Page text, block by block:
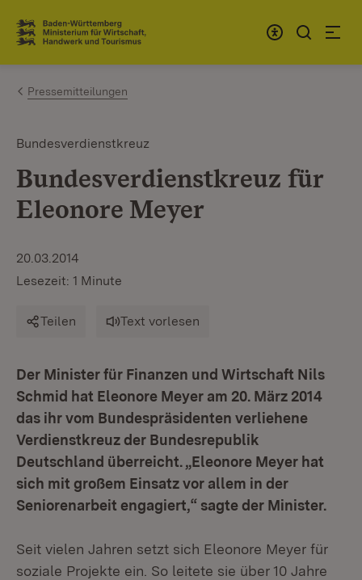
Zum Inhalt springen
Link zur Startseite
Pressemitteilungen
Bundesverdienstkreuz
Bundesverdienstkreuz für
Eleonore Meyer
20.03.2014
Lesezeit: 1 Minute
Teilen Text vorlesen
Der Minister für Finanzen und Wirtschaft Nils
Schmid hat Eleonore Meyer am 20. März 2014
das ihr vom Bundespräsidenten verliehene
Verdienstkreuz der Bundesrepublik
Deutschland überreicht. „Eleonore Meyer hat
sich mit großem Einsatz vor allem in der
Seniorenarbeit engagiert,“ sagte der Minister.
Seit vielen Jahren setzt sich Eleonore Meyer für
soziale Projekte ein. So leitete sie über 10 Jahre